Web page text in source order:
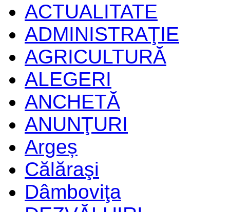
ACTUALITATE
ADMINISTRAŢIE
AGRICULTURĂ
ALEGERI
ANCHETĂ
ANUNŢURI
Argeș
Călăraşi
Dâmboviţa